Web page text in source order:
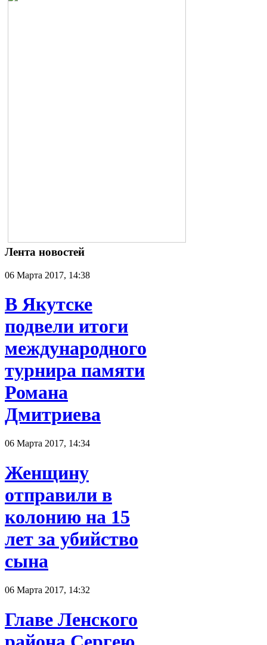
Лента новостей
06 Марта 2017, 14:38
В Якутске
подвели итоги
международного
турнира памяти
Романа
Дмитриева
06 Марта 2017, 14:34
Женщину
отправили в
колонию на 15
лет за убийство
сына
06 Марта 2017, 14:32
Главе Ленского